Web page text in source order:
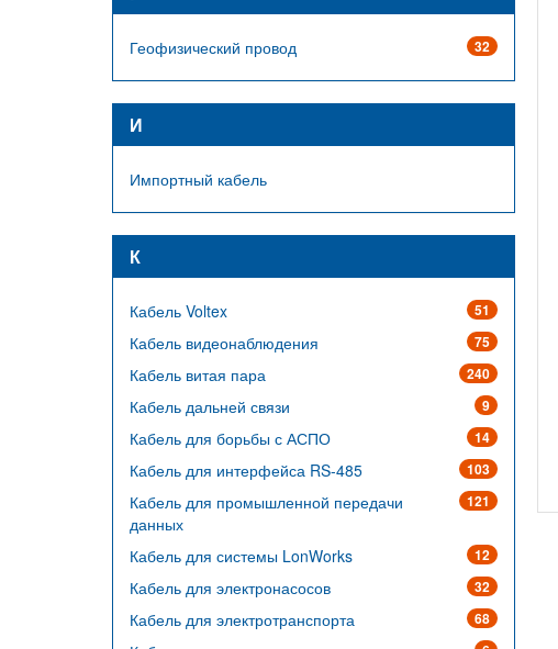
32
Геофизический провод
И
Импортный кабель
К
51
Кабель Voltex
75
Кабель видеонаблюдения
240
Кабель витая пара
9
Кабель дальней связи
14
Кабель для борьбы с АСПО
103
Кабель для интерфейса RS-485
121
Кабель для промышленной передачи
данных
12
Кабель для системы LonWorks
32
Кабель для электронасосов
68
Кабель для электротранспорта